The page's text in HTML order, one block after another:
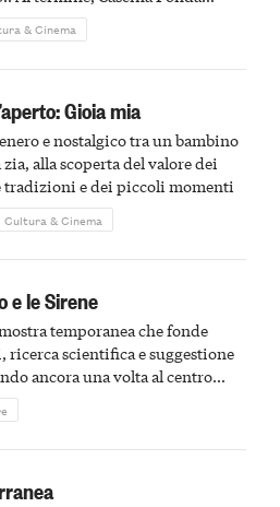
una degustazione di due
& Cinema
Gioia mia
e nostalgico tra un bambino
zia, alla scoperta del valore dei
tradizioni e dei piccoli momenti
Cultura & Cinema
e le Sirene
temporanea che fonde
scientifica e suggestione
ancora una volta al centro
meraviglie del passato astigiano